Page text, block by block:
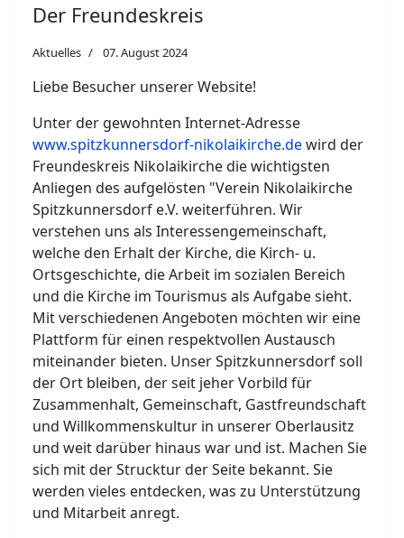
Der Freundeskreis
Aktuelles 07. August 2024
Liebe Besucher unserer Website!
Unter der gewohnten Internet-Adresse
www.spitzkunnersdorf-nikolaikirche.dewird der
Freundeskreis Nikolaikirche die wichtigsten
Anliegen des aufgelösten "Verein Nikolaikirche
Spitzkunnersdorf e.V. weiterführen. Wir
verstehen uns als Interessengemeinschaft,
welche den Erhalt der Kirche, die Kirch- u.
Ortsgeschichte, die Arbeit im sozialen Bereich
und die Kirche im Tourismus als Aufgabe sieht.
Mit verschiedenen Angeboten möchten wir eine
Plattform für einen respektvollen Austausch
miteinander bieten. Unser Spitzkunnersdorf soll
der Ort bleiben, der seit jeher Vorbild für
Zusammenhalt, Gemeinschaft, Gastfreundschaft
und Willkommenskultur in unserer Oberlausitz
und weit darüber hinaus war und ist. Machen Sie
sich mit der Strucktur der Seite bekannt. Sie
werden vieles entdecken, was zu Unterstützung
und Mitarbeit anregt.